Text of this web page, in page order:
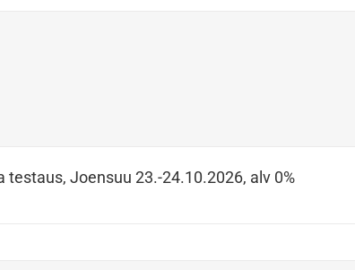
testaus, Joensuu 23.-24.10.2026, alv 0%